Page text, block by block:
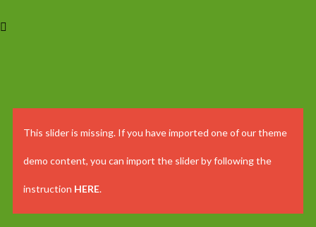
This slider is missing. If you have imported one of our theme
demo content, you can import the slider by following the
instruction HERE.